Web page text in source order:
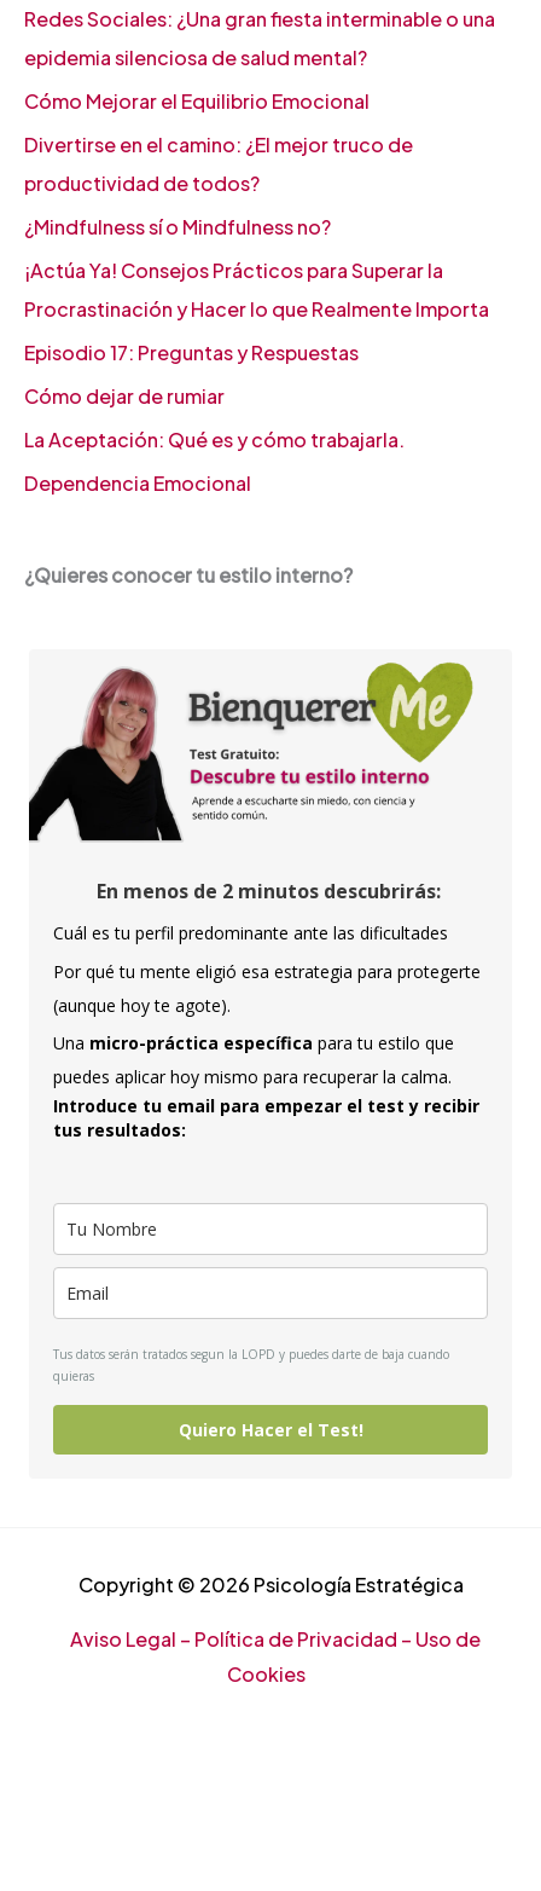
Redes Sociales: ¿Una gran fiesta interminable o una
epidemia silenciosa de salud mental?
Cómo Mejorar el Equilibrio Emocional
Divertirse en el camino: ¿El mejor truco de
productividad de todos?
¿Mindfulness sí o Mindfulness no?
¡Actúa Ya! Consejos Prácticos para Superar la
Procrastinación y Hacer lo que Realmente Importa
Episodio 17: Preguntas y Respuestas
Cómo dejar de rumiar
La Aceptación: Qué es y cómo trabajarla.
Dependencia Emocional
¿Quieres conocer tu estilo interno?
En menos de 2 minutos descubrirás:
Cuál es tu perfil predominante ante las dificultades
Por qué tu mente eligió esa estrategia para protegerte
(aunque hoy te agote).
Una micro-práctica específica para tu estilo que
puedes aplicar hoy mismo para recuperar la calma.
Introduce tu email para empezar el test y recibir
tus resultados:
Tus datos serán tratados segun la LOPD y puedes darte de baja cuando
quieras
Quiero Hacer el Test!
Copyright © 2026 Psicología Estratégica
Aviso Legal – Política de Privacidad – Uso de
Cookies